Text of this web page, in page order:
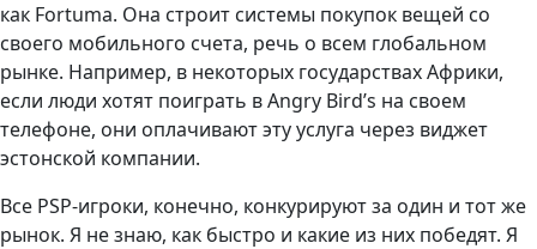
как Fortuma. Она строит системы покупок вещей со
своего мобильного счета, речь о всем глобальном
рынке. Например, в некоторых государствах Африки,
если люди хотят поиграть в Angry Bird’s на своем
телефоне, они оплачивают эту услуга через виджет
эстонской компании.
Все PSP-игроки, конечно, конкурируют за один и тот же
рынок. Я не знаю, как быстро и какие из них победят. Я